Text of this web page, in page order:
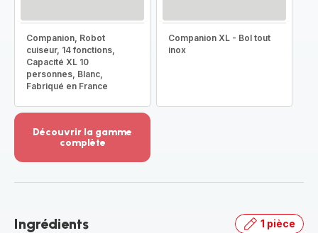
Companion, Robot
cuiseur, 14 fonctions,
Capacité XL 10
personnes, Blanc,
Fabriqué en France
Companion XL - Bol tout
inox
Découvrir la gamme
complète
-
gamme
Ingrédients 1 pièce